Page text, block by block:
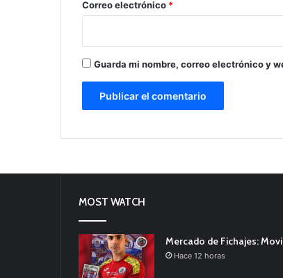
*
Correo electrónico *
Guarda mi nombre, correo electrónico y
MOST WATCH
Mercado de Fichajes:
Hace 12 horas